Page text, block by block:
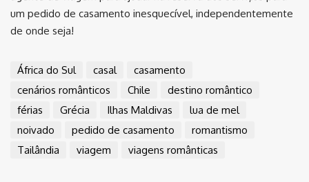
um pedido de casamento inesquecível, independentemente
de onde seja!
África do Sul casal
casamento
cenários românticos
Chile
destino romântico
férias
Grécia Ilhas Maldivas
lua de mel
noivado
pedido de casamento
romantismo
Tailândia
viagem viagens românticas